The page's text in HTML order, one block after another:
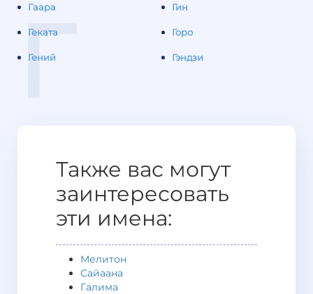
Г
Гаара
Геката
Гений
Гин
Горо
Гэндзи
Также вас могут
заинтересовать
эти имена:
Мелитон
Сайаана
Галима